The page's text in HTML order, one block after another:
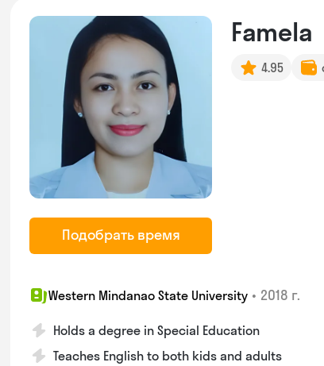
Подобрать время
Famela
4.95
Western Mindanao State University • 2018 г.
Holds a degree in Special Education
Teaches English to both kids and adults